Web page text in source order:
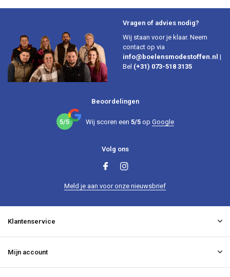
Vragen of advies nodig?
Wij staan voor je klaar. Neem
contact op via
info@boelensmodestoffen.nl |
Bel (+31) 073-518 3135
Beoordelingen
5/5 Wij scoren een 5/5op Google
Volg ons
Meld je aan voor onze nieuwsbrief
Klantenservice
Mijn account